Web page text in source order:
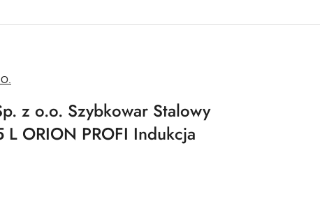
z o.o. Szybkowar Stalowy
ORION PROFI Indukcja